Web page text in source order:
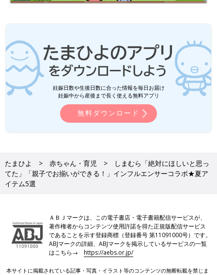
妊娠日数や生後日数に合った情報を毎日お届け
妊娠中から産後まで長く使える無料アプリ
無料ダウンロード
たまひよ 赤ちゃん・育児
しまむら「絶対にほしいと思っ
てた」「親子でお揃いができる！」インフルエンサーコラボ★夏ア
イテム5選
ＡＢＪマークは、この電子書店・電子書籍配信サービスが、
著作権者からコンテンツ使用許諾を得た正規版配信サービス
であることを示す登録商標（登録番号 第11091000号）です。
ABJマークの詳細、ABJマークを掲示しているサービスの一覧
はこちら→https://aebs.or.jp/
本サイトに掲載されている記事・写真・イラスト等のコンテンツの無断転載を禁じま